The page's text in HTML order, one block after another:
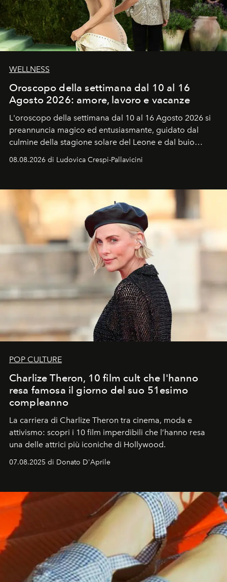
WELLNESS
Oroscopo della settimana dal 10 al 16
Agosto 2026: amore, lavoro e vacanze
L'oroscopo della settimana dal 10 al 16 Agosto 2026 si
preannuncia magico ed entusiasmante, guidato dal
culmine della stagione solare del Leone e dal buio
favorevole della Luna nuova in Leone del 12 agosto,
ideale per la notte delle Perseidi.
08.08.2026 di Ludovica Crespi-Pallavicini
POP CULTURE
Charlize Theron, 10 film cult che l'hanno
resa famosa il giorno del suo 51esimo
compleanno
La carriera di Charlize Theron tra cinema, moda e
attivismo: scopri i 10 film imperdibili che l’hanno resa
una delle attrici più iconiche di Hollywood.
07.08.2025 di Donato D'Aprile